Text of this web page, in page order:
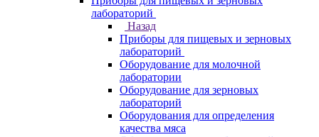
лабораторий
Назад
Приборы для пищевых и зерновых
лабораторий
Оборудование для молочной
лаборатории
Оборудование для зерновых
лабораторий
Оборудования для определения
качества мяса